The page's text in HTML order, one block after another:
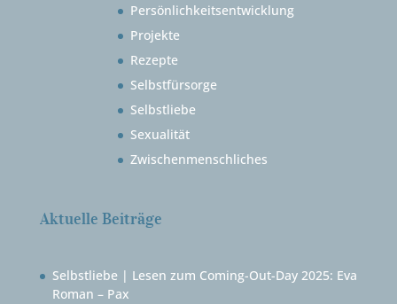
Persönlichkeitsentwicklung
Projekte
Rezepte
Selbstfürsorge
Selbstliebe
Sexualität
Zwischenmenschliches
Aktuelle Beiträge
Selbstliebe | Lesen zum Coming-Out-Day 2025: Eva
Roman – Pax